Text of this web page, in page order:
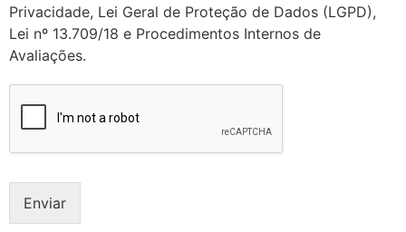
Privacidade, Lei Geral de Proteção de Dados (LGPD),
Lei nº 13.709/18 e Procedimentos Internos de
Avaliações.
Enviar